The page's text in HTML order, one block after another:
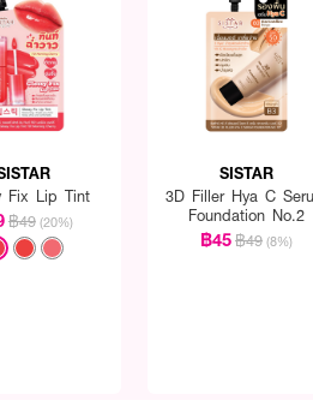
Fix Lip Tint
฿49 (20%)
SISTAR
3D Filler Hya C Serum
Foundation No.2
฿45฿49 (8%)